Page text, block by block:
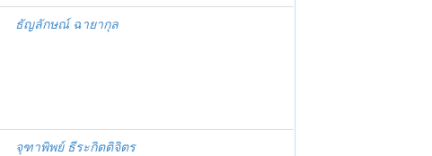
ธัญลักษณ์ ฉายากุล
จุฑาพิพย์ ธีระกิตติจิตร